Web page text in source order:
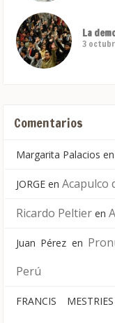
La
3
Comentarios
Margarita Palacios en
JORGE en Acapulco
Ricardo Peltier en
Juan Pérez en
Perú
FRANCIS MESTRIES